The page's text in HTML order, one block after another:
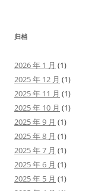
归档
2026 年 1 月 (1)
2025 年 12 月 (1)
2025 年 11 月 (1)
2025 年 10 月 (1)
2025 年 9 月 (1)
2025 年 8 月 (1)
2025 年 7 月 (1)
2025 年 6 月 (1)
2025 年 5 月 (1)